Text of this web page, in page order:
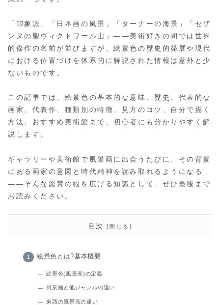
「印象派」「日本画の風景」「ターナーの海景」「セザ
ンヌの聖ヴィクトワール山」——美術好きの間では世界
的傑作の名前が並びますが、絵景色の歴史的発展や現代
における位置づけを体系的に解説された情報は意外と少
ないものです。
この記事では、絵景色の基本的な意味、歴史、代表的な
画家、代表作、種類別の特徴、見方のコツ、自分で描く
方法、おすすめ美術館まで、初心者にも分かりやすく解
説します。
ギャラリーや美術館で風景画に出会うたびに、その背景
にある画家の意図と時代精神を読み取れるようになる
——そんな鑑賞の幅を広げる知識として、ぜひ最後まで
お読みください。
目次
絵景色とは?基本概要
絵景色(風景画)の定義
風景画と他ジャンルの違い
東西の風景画の違い